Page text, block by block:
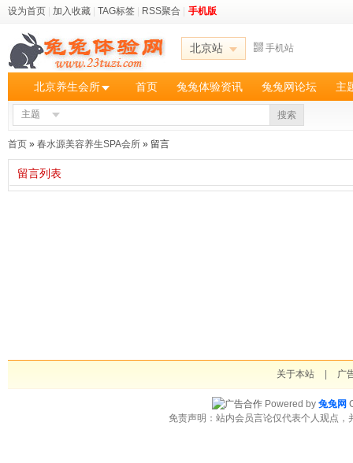
设为首页 加入收藏 TAG标签 RSS聚合 手机版
北京站 手机站
北京养生会所 首页 兔兔体验资讯 兔兔网论坛 主
主题 搜索
首页 » 春水源美容养生SPA会所 » 留言
留言列表
关于本站 广
Powered by 兔兔网
免责声明：站内会员言论仅代表个人观点